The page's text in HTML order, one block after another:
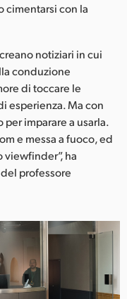
cimentarsi con la
notiziari in cui
conduzione
di toccare le
esperienza. Ma con
imparare a usarla.
e messa a fuoco, ed
viewfinder”, ha
professore